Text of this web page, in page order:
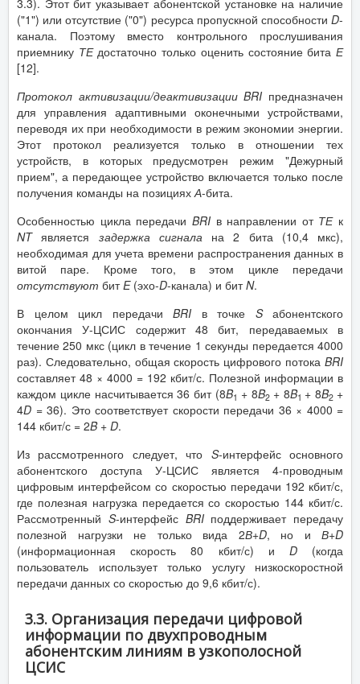
3.3). Этот бит указывает абонентской установке на наличие
("1") или отсутствие ("0") ресурса пропускной способности D-
канала. Поэтому вместо контрольного прослушивания
приемнику ТЕдостаточно только оценить состояние битаЕ
[12].
Протокол активизации/деактивизации BRI предназначен
для управления адаптивными оконечными устройствами,
переводя их при необходимости в режим экономии энергии.
Этот протокол реализуется только в отношении тех
устройств, в которых предусмотрен режим "Дежурный
прием", а передающее устройство включается только после
получения команды на позицияхА-бита.
Особенностью цикла передачи BRIв направлении от ТЕк
NTявляется задержка сигналана 2 бита (10,4 мкс),
необходимая для учета времени распространения данных в
витой паре. Кроме того, в этом цикле передачи
отсутствуют битE(эхо-D-канала) и битN.
В целом цикл передачи BRI в точке Sабонентского
окончания У-ЦСИС содержит 48 бит, передаваемых в
течение 250 мкс (цикл в течение 1 секунды передается 4000
раз). Следовательно, общая скорость цифрового потока BRI
составляет 48 × 4000 = 192 кбит/с. Полезной информации в
каждом цикле насчитывается 36 бит (8B1 + 8B2 + 8B1 + 8B2 +
4D = 36). Это соответствует скорости передачи 36 × 4000 =
144 кбит/с = 2B + D.
Из рассмотренного следует, что S-интерфейс основного
абонентского доступа У-ЦСИС является 4-проводным
цифровым интерфейсом со скоростью передачи 192 кбит/с,
где полезная нагрузка передается со скоростью 144 кбит/с.
Рассмотренный S-интерфейс BRIподдерживает передачу
полезной нагрузки не только вида 2В+D, но и В+D
(информационная скорость 80 кбит/с) и D(когда
пользователь использует только услугу низкоскоростной
передачи данных со скоростью до 9,6 кбит/с).
3.3. Организация передачи цифровой
информации по двухпроводным
абонентским линиям в узкополосной
ЦСИС